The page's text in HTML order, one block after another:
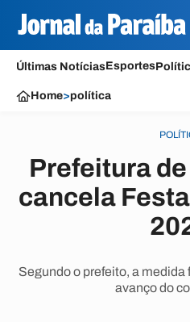
Últimas NotíciasEsportes
Home>política
Prefeitura
cancela
Segundo o prefeito, a medida
avanço do